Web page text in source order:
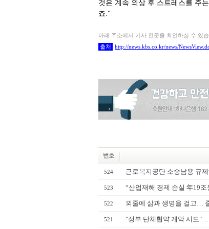
것은 계속 외상 후 스트레스를 주
죠."
아래 주소에서 기사 전문을 확인하실 수 있
출처
http://news.kbs.co.kr/news/
번호
524 근로복지공단 소송남용 규
523 “산업재해 경제 손실 年19조
522 외줄에 삶과 생명을 걸고…
521 "정부 단체협약 개악 시도